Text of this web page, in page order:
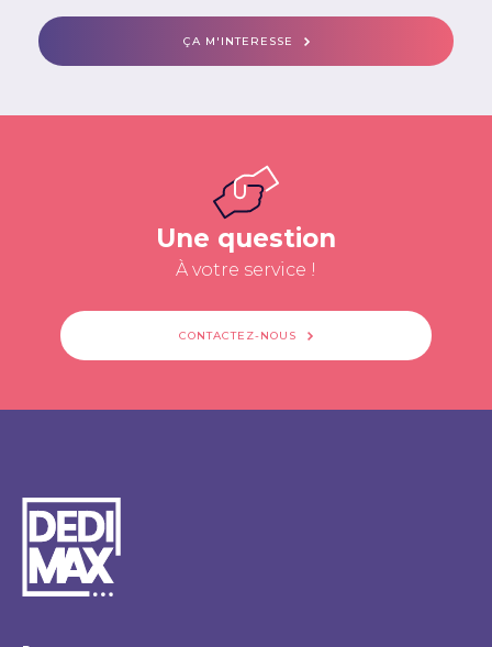
ÇA M'INTERESSE
Une question
À votre service !
CONTACTEZ-NOUS